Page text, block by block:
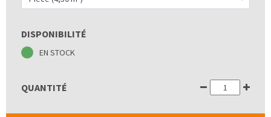
DISPONIBILITÉ
EN STOCK
QUANTITÉ